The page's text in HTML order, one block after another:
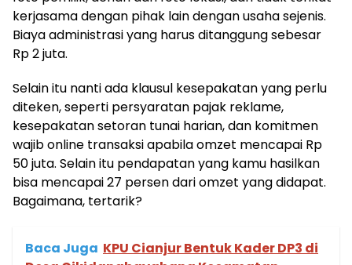
kerjasama dengan pihak lain dengan usaha sejenis.
Biaya administrasi yang harus ditanggung sebesar
Rp 2 juta.
Selain itu nanti ada klausul kesepakatan yang perlu
diteken, seperti persyaratan pajak reklame,
kesepakatan setoran tunai harian, dan komitmen
wajib online transaksi apabila omzet mencapai Rp
50 juta. Selain itu pendapatan yang kamu hasilkan
bisa mencapai 27 persen dari omzet yang didapat.
Bagaimana, tertarik?
Baca Juga KPU Cianjur Bentuk Kader DP3 di